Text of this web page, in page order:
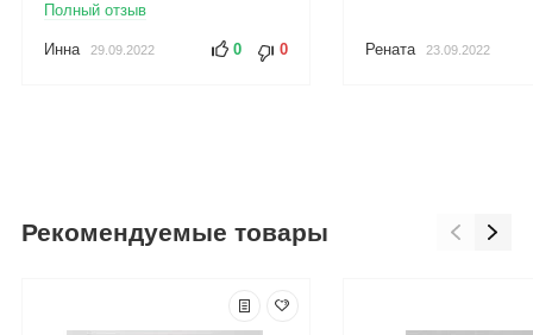
Полный отзыв
Инна 29.09.2022 0 0 Рената 23.09.2022
Рекомендуемые товары